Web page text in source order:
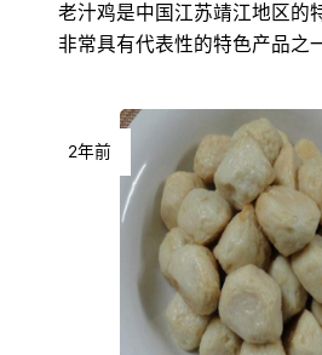
老汁鸡是中国江苏靖江地区的
非常具有代表性的特色产品之
情的差异，使得老汁鸡在江苏
誉盛名，深受老汁鸡爱好
2年前